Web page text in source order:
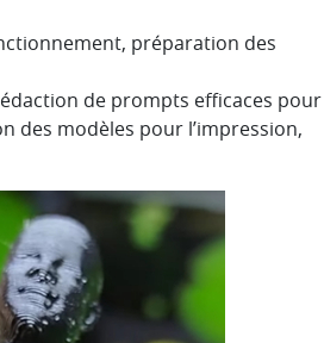
préparation des
de prompts efficaces pour
des modèles pour l’impression,